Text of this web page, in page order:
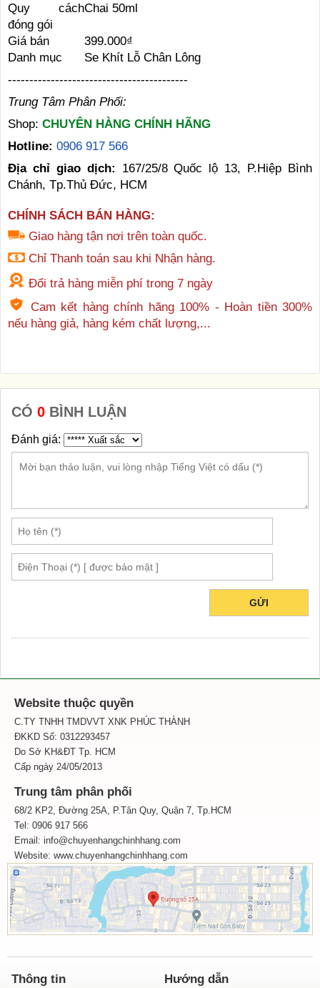
Quy cách
đóng gói
Chai 50ml
Giá bán
399.000₫
Danh mục
Se Khít Lỗ Chân Lông
------------------------------------------
Trung Tâm Phân Phối:
Shop: CHUYÊN HÀNG CHÍNH HÃNG
Hotline: 0906 917 566
Địa chỉ giao dịch: 167/25/8 Quốc lộ 13, P.Hiệp Bình
Chánh, Tp.Thủ Đức, HCM
CHÍNH SÁCH BÁN HÀNG:
Giao hàng tận nơi trên toàn quốc.
Chỉ Thanh toán sau khi Nhận hàng.
Đổi trả hàng miễn phí trong 7 ngày
Cam kết hàng chính hãng 100% - Hoàn tiền 300%
nếu hàng giả, hàng kém chất lượng,...
CÓ 0 BÌNH LUẬN
Đánh giá:
GỬI
Website thuộc quyền
C.TY TNHH TMDVVT XNK PHÚC THÀNH
ĐKKD Số: 0312293457
Do Sở KH&ĐT Tp. HCM
Cấp ngày 24/05/2013
Trung tâm phân phối
68/2 KP2, Đường 25A, P.Tân Quy, Quận 7, Tp.HCM
Tel: 0906 917 566
Email: info@chuyenhangchinhhang.com
Website: www.chuyenhangchinhhang.com
Thông tin Hướng dẫn